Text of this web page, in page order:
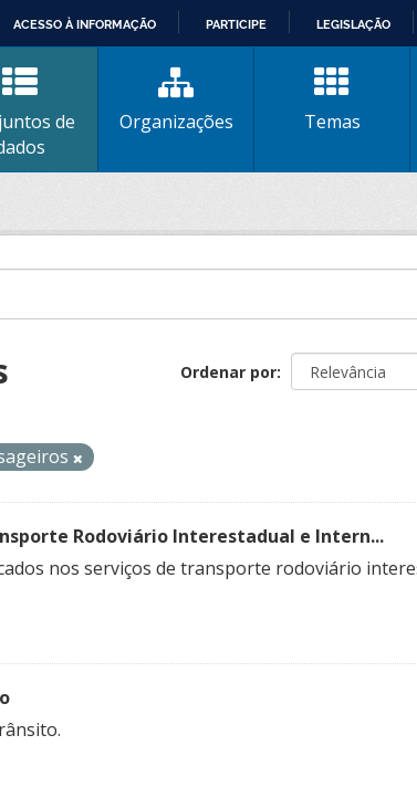
ACESSO À INFORMAÇÃO PARTICIPE LEGISLAÇÃO
de
Organizações Temas
Ordenar por
Rodoviário Interestadual e Intern...
nos serviços de transporte rodoviário